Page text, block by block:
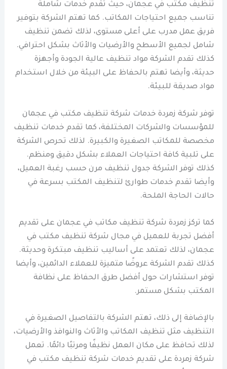
تنظيف مكتب في عجمان، حيث تقدم خدمات شاملة
تناسب جميع احتياجات المكاتب. كما تهتم الشركة بتوفير
فريق عمل مدرب على أعلى مستوى، لذلك تضمن تنظيف
شامل لجميع الأسطح والأرضيات والأثاث بشكل احترافي.
كذلك تقدم الشركة مواد تنظيف عالية الجودة وأجهزة
حديثة، وأيضا تهتم بالحفاظ على البيئة من خلال استخدام
مواد صديقة للبيئة.
توفر شركة زمردة خدمات شركة تنظيف مكتب في عجمان
للمؤسسات والشركات المختلفة، كما تقدم خدمات تنظيف
مخصصة للمكاتب الصغيرة والكبيرة. لذلك تحرص الشركة
على تلبية كافة احتياجات العملاء بشكل دقيق ومنظم.
كذلك توفر الشركة جدول تنظيف مرن حسب رغبة العميل،
وأيضا تقدم خدمات طوارئ لتنظيف المكتب بسرعة في
حالات الحاجة الملحة.
كما تركز زمردة شركة تنظيف مكاتب في عجمان على تقديم
أفضل تجربة للعميل في مجال شركة تنظيف مكتب في
عجمان، لذلك تعتمد على أساليب تنظيف مبتكرة وحديثة.
كذلك تقدم الشركة عروضًا متميزة للعملاء الدائمين، وأيضا
توفر استشارات حول أفضل طرق الحفاظ على نظافة
المكتب بشكل مستمر.
بالإضافة إلى ذلك، تهتم الشركة بالتفاصيل الصغيرة في
التنظيف مثل تنظيف المكاتب والأثاث والنوافذ والأرضيات،
لذلك تحافظ على مكان العمل نظيفًا ومرتبًا دائمًا. تعمل
شركة زمردة على تقديم خدمات شركة تنظيف مكتب في